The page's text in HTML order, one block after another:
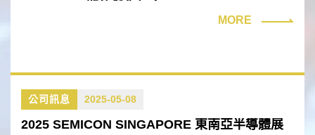
MORE
公司訊息 2025-05-08
2025 SEMICON SINGAPORE 東南亞半導體展